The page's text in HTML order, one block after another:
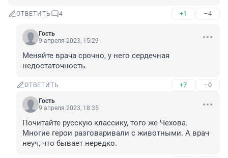
ОТВЕТИТЬ 4 +1 –4
Гость
9 апреля 2023, 15:29
Меняйте врача срочно, у него сердечная
недостаточность.
ОТВЕТИТЬ +7 –0
Гость
9 апреля 2023, 18:35
Почитайте русскую классику, того же Чехова.
Многие герои разговаривали с животными. А врач
неуч, что бывает нередко.